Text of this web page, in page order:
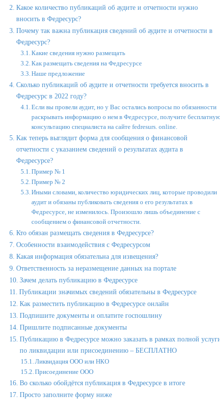
Какое количество публикаций об аудите и отчетности нужно
вносить в Федресурс?
Почему так важна публикация сведений об аудите и отчетности в
Федресурс?
Какие сведения нужно размещать
Как размещать сведения на Федресурсе
Наше предложение
Сколько публикаций об аудите и отчетности требуется вносить в
Федресурс в 2022 году?
Если вы провели аудит, но у Вас остались вопросы по обязанности
раскрывать информацию о нем в Федресурсе, получите
консультацию специалиста на сайте fedresurs. online.
Как теперь выглядит форма для сообщения о финансовой
отчетности с указанием сведений о результатах аудита в
Федресурсе?
Пример № 1
Пример № 2
Иными словами, количество юридических лиц, которые проводили
аудит и обязаны публиковать сведения о его результатах в
Федресурсе, не изменилось. Произошло лишь объединение с
сообщением о финансовой отчетности.
Кто обязан размещать сведения в Федресурсе?
Особенности взаимодействия с Федресурсом
Какая информация обязательна для извещения?
Ответственность за неразмещение данных на портале
Зачем делать публикацию в Федресурсе
Публикации значимых сведений обязательны в Федресурсе
Как разместить публикацию в Федресурсе онлайн
Подпишите документы и оплатите госпошлину
Пришлите подписанные документы
Публикацию в Федресурсе можно заказать в рамках полной
по ликвидации или присоединению – БЕСПЛАТНО
Ликвидация ООО или НКО
Присоединение ООО
Во сколько обойдётся публикация в Федресурсе в итоге
Просто заполните форму ниже